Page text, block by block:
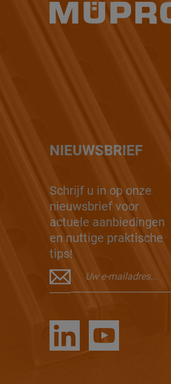
NIEUWSBRIEF
Schrijf u in op onze
nieuwsbrief voor
actuele aanbiedingen
en nuttige praktische
tips!